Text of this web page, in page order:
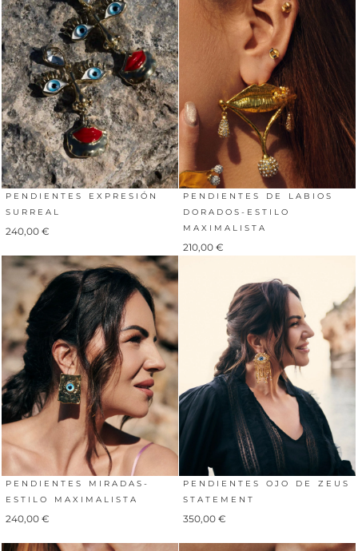
PENDIENTES EXPRESIÓN
SURREAL
240,00 €
PENDIENTES DE LABIOS
DORADOS-ESTILO
MAXIMALISTA
210,00 €
PENDIENTES MIRADAS-
ESTILO MAXIMALISTA
240,00 €
PENDIENTES OJO DE ZEUS
STATEMENT
350,00 €